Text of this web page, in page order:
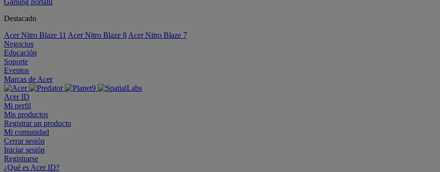
Gaming portátil
Destacado
Acer Nitro Blaze 11 Acer Nitro Blaze 8 Acer Nitro Blaze 7
Negocios
Educación
Soporte
Eventos
Marcas de Acer
Acer ID
Mi perfil
Mis productos
Registrar un producto
Mi comunidad
Cerrar sesión
Iniciar sesión
Registrarse
¿Qué es Acer ID?